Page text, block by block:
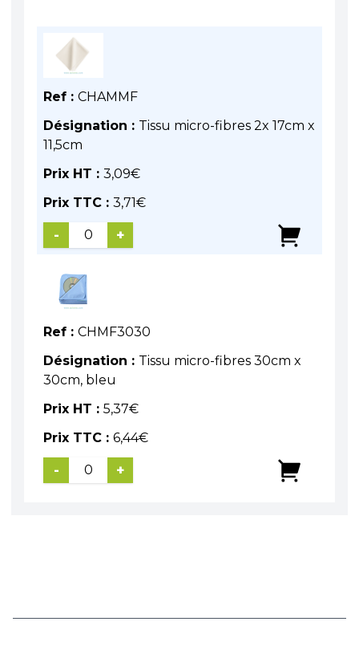
Ref : CHAMMF
Désignation : Tissu micro-fibres 2x 17cm x
11,5cm
Prix HT : 3,09€
Prix TTC : 3,71€
- +
Ref : CHMF3030
Désignation : Tissu micro-fibres 30cm x
30cm, bleu
Prix HT : 5,37€
Prix TTC : 6,44€
- +